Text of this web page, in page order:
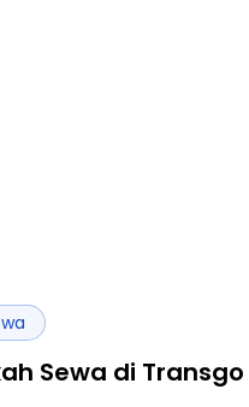
Sewa di Transgo